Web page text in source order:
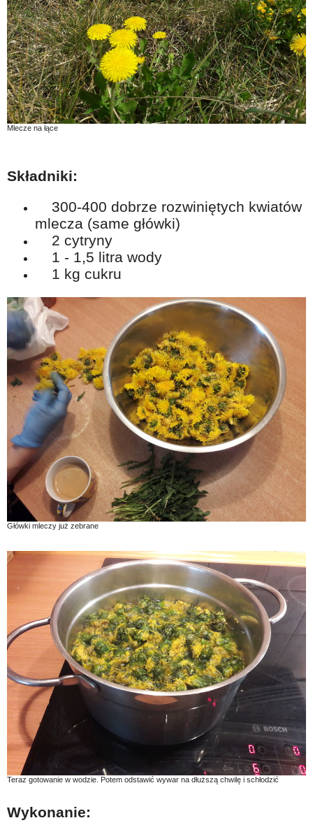
Mlecze na łące
Składniki:
300-400 dobrze rozwiniętych kwiatów
mlecza (same główki)
2 cytryny
1 - 1,5 litra wody
1 kg cukru
Główki mleczy już zebrane
Teraz gotowanie w wodzie. Potem odstawić wywar na dłuższą chwilę i schłodzić
Wykonanie: